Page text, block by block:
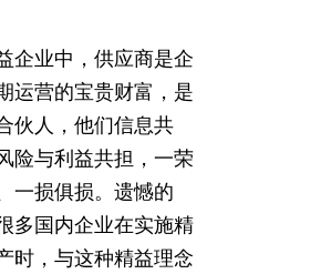
企业中，供应商是企
运营的宝贵财富，是
伙人，他们信息共
险与利益共担，一荣
一损俱损。遗憾的
多国内企业在实施精
时，与这种精益理念